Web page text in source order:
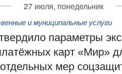
27 июля, понедельник
и муниципальные услуги
параметры
карт «Мир»
мер